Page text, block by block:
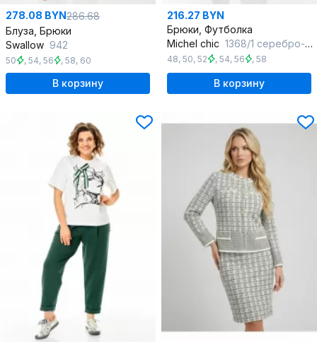
278.08 BYN286.68
Блуза, Брюки
Swallow 942
50 , 54, 56 , 58, 60
В корзину
216.27 BYN
Брюки, Футболка
Michel chic 1368/1 серебро-синий
48, 50, 52 , 54, 56 , 58
В корзину